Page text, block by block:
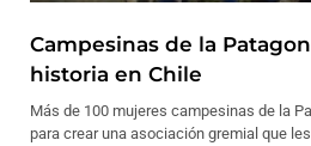
Campesinas de la
historia en Chile
Más de 100 mujeres campesinas de la
para crear una asociación gremial que